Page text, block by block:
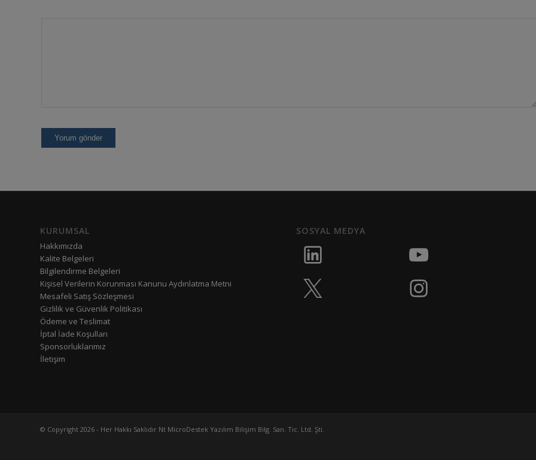
KURUMSAL
Hakkımızda
Kalite Belgeleri
Bilgilendirme Belgeleri
Kişisel Verilerin Korunması Kanunu Aydınlatma Metni
Mesafeli Satış Sözleşmesi
Gizlilik ve Güvenlik Politikası
Ödeme ve Teslimat
İptal İade Koşulları
Sponsorluklarımız
İletişim
SOSYAL MEDYA
© Copyright 2026 - Her Hakkı Saklıdır Nt MicroDestek Yazılım Bilişim Bilg. San. Tic. Ltd. Şti.